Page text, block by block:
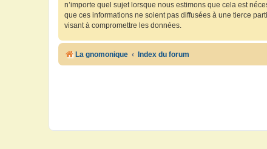
n’importe quel sujet lorsque nous estimons que cela est
que ces informations ne soient pas diffusées à une tierce
visant à compromettre les données.
La gnomonique Index du forum